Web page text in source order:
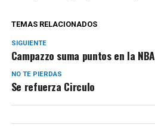
TEMAS RELACIONADOS
SIGUIENTE
Campazzo suma puntos en la NBA
NO TE PIERDAS
Se refuerza Circulo